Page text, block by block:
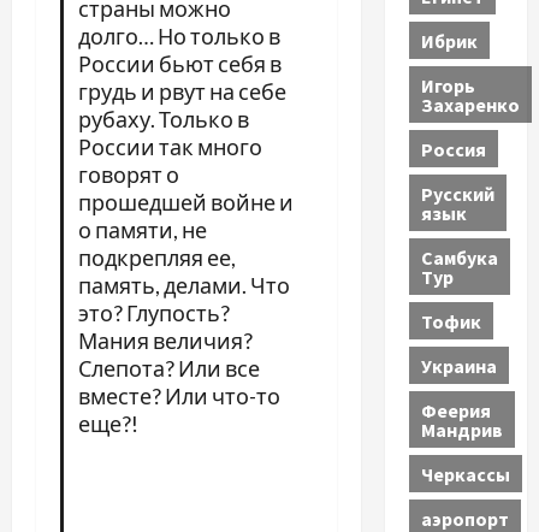
страны можно
долго… Но только в
России бьют себя в
грудь и рвут на себе
рубаху. Только в
России так много
говорят о
прошедшей войне и
о памяти, не
подкрепляя ее,
память, делами. Что
это? Глупость?
Мания величия?
Слепота? Или все
вместе? Или что-то
еще?!
Ибрик
Игорь
Захаренко
Россия
Русский
язык
Самбука
Тур
Тофик
Украина
Феерия
Мандрив
Черкассы
аэропорт